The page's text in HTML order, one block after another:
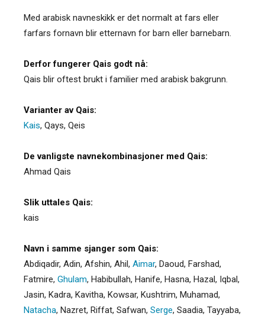
Med arabisk navneskikk er det normalt at fars eller
farfars fornavn blir etternavn for barn eller barnebarn.
Derfor fungerer Qais godt nå:
Qais blir oftest brukt i familier med arabisk bakgrunn.
Varianter av Qais:
Kais, Qays, Qeis
De vanligste navnekombinasjoner med Qais:
Ahmad Qais
Slik uttales Qais:
kais
Navn i samme sjanger som Qais:
Abdiqadir, Adin, Afshin, Ahil, Aimar, Daoud, Farshad,
Fatmire, Ghulam, Habibullah, Hanife, Hasna, Hazal, Iqbal,
Jasin, Kadra, Kavitha, Kowsar, Kushtrim, Muhamad,
Natacha, Nazret, Riffat, Safwan, Serge, Saadia, Tayyaba,